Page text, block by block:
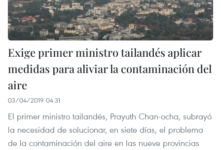
Exige primer ministro tailandés aplicar
medidas para aliviar la contaminación del
aire
03/04/2019 04:31
El primer ministro tailandés, Prayuth Chan-ocha, subrayó
la necesidad de solucionar, en siete días, el problema
de la contaminación del aire en las nueve provincias